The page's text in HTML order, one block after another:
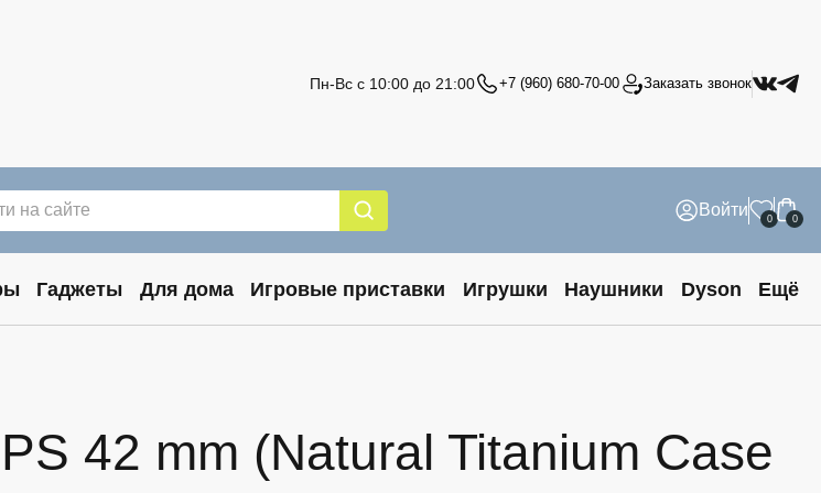
Пн-Вс с 10:00 до 21:00 +7 (960) 680-70-00 Заказать звонок
Войти 0 0
Гаджеты Для дома Игровые приставки Игрушки Наушники Dyson Ещё
42 mm (Natural Titanium Case